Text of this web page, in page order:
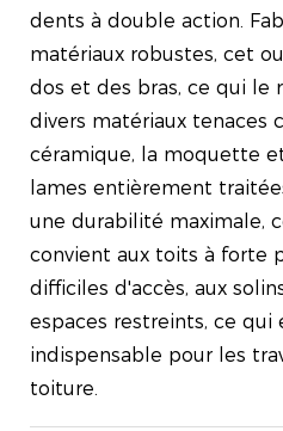
dents à double action.
matériaux robustes, cet
dos et des bras, ce qui le
divers matériaux tenaces
céramique, la moquette
lames entièrement
une durabilité maximale,
convient aux toits à forte
difficiles d'accès, aux
espaces restreints, ce qui
indispensable pour les
toiture.